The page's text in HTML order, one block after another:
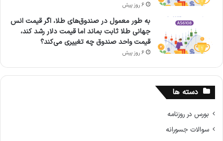
6 روز پیش
به طور معمول در صندوق‌های طلا، اگر قیمت انس
جهانی طلا ثابت بماند اما قیمت دلار رشد کند،
قیمت واحد صندوق چه تغییری می‌کند؟
6 روز پیش
دسته ها
بورس در روزنامه
سوالات جسورانه